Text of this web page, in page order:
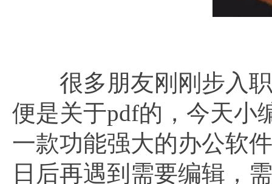
很多朋友刚刚步入职
便是关于pdf的，今天小
一款功能强大的办公软
日后再遇到需要编辑，